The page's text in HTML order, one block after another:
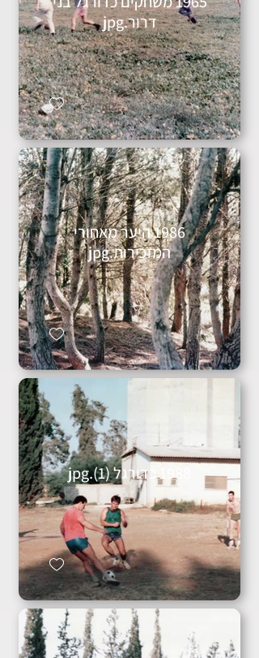
דרור.jpg
1986 היער מאחורי
המזכירות.jpg
1988 כדורגל (1).jpg